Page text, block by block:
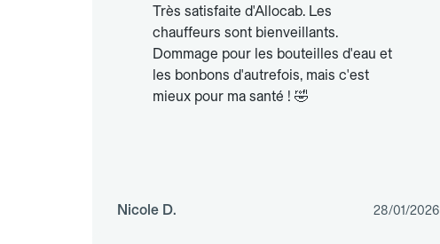
Très satisfaite d'Allocab. Les
chauffeurs sont bienveillants.
Dommage pour les bouteilles d'eau et
les bonbons d'autrefois, mais c'est
mieux pour ma santé ! 🤣
Nicole D. 28/01/2026